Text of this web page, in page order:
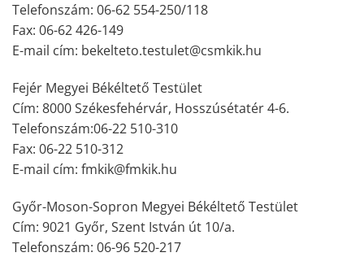
Telefonszám: 06-62 554-250/118
Fax: 06-62 426-149
E-mail cím: bekelteto.testulet@csmkik.hu
Fejér Megyei Békéltető Testület
Cím: 8000 Székesfehérvár, Hosszúsétatér 4-6.
Telefonszám:06-22 510-310
Fax: 06-22 510-312
E-mail cím: fmkik@fmkik.hu
Győr-Moson-Sopron Megyei Békéltető Testület
Cím: 9021 Győr, Szent István út 10/a.
Telefonszám: 06-96 520-217